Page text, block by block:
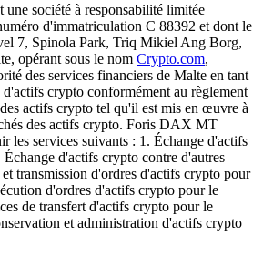
société à responsabilité limitée
d'immatriculation C 88392 et dont le
7, Spinola Park, Triq Mikiel Ang Borg,
opérant sous le nom Crypto.com,
des services financiers de Malte en tant
crypto conformément au règlement
actifs crypto tel qu'il est mis en œuvre à
des actifs crypto. Foris DAX MT
les services suivants : 1. Échange d'actifs
d'actifs crypto contre d'autres
transmission d'ordres d'actifs crypto pour
d'ordres d'actifs crypto pour le
de transfert d'actifs crypto pour le
et administration d'actifs crypto